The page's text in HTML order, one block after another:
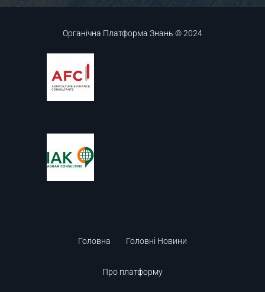
Органічна Платформа Знань © 2024
Головна Головні Новини
Про платформу